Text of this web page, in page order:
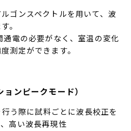
ゴンスペクトルを用いて、波
。
電の必要がなく、室温の変化
測定ができます。
ョンピークモード）
う際に試料ごとに波長校正を
高い波長再現性